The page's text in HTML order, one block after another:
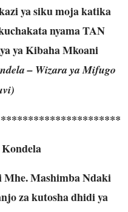
ya siku moja katika
nyama TAN
ya Kibaha Mkoani
– Wizara ya Mifugo
Mashimba Ndaki
za kutosha dhidi ya